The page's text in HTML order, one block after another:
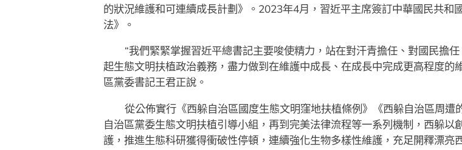
的狀況維護和可連續成長計劃》。2023年4月，習近平主席簽訂中華國民共和
法》。
“我們緊緊掌握習近平總書記主要唆使精力，站在對汗青擔任、對國民擔
起生態文明扶植政治義務，盡力做到在維護中成長、在成長中完成更高程度
區黨委書記王君正說。
從公佈實行《西躲自治區國度生態文明窪地扶植條例》《西躲自治區周
自治區黨委生態文明扶植引導小組，再到完美法律流程等一系列機制，西躲
護，推進生態科研獲得衝破性停頓，連續強化生物多樣性維護，充足開釋漂亮